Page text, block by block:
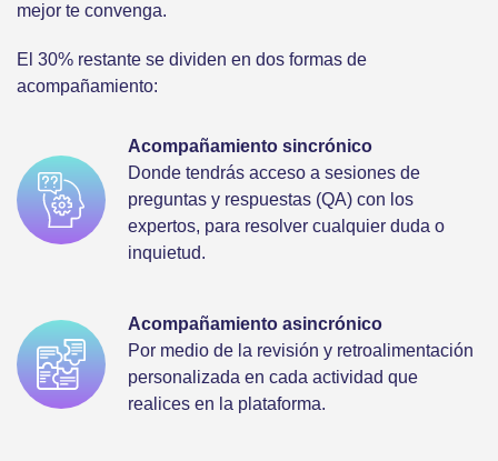
mejor te convenga.
El 30% restante se dividen en dos formas de
acompañamiento:
Acompañamiento sincrónico
Donde tendrás acceso a sesiones de
preguntas y respuestas (QA) con los
expertos, para resolver cualquier duda o
inquietud.
Acompañamiento asincrónico
Por medio de la revisión y retroalimentación
personalizada en cada actividad que
realices en la plataforma.